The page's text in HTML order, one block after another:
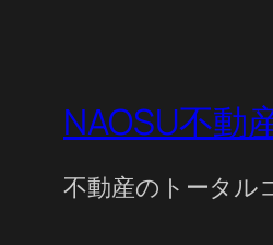
NAOSU不動
不動産のトータル